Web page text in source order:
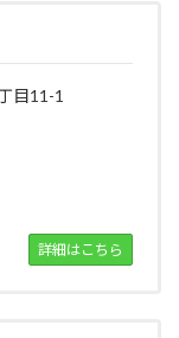
目11-1
詳細はこちら